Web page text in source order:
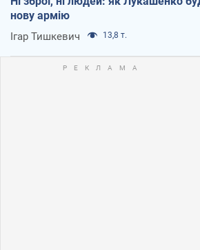
нову армію
Ігар Тишкевич 13,8 т.